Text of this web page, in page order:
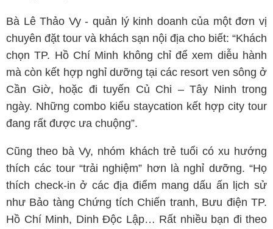
Bà Lê Thảo Vy - quản lý kinh doanh của một đơn vị
chuyên đặt tour và khách sạn nội địa cho biết: “Khách
chọn TP. Hồ Chí Minh không chỉ để xem diễu hành
mà còn kết hợp nghỉ dưỡng tại các resort ven sông ở
Cần Giờ, hoặc đi tuyến Củ Chi – Tây Ninh trong
ngày. Những combo kiểu staycation kết hợp city tour
đang rất được ưa chuộng”.
Cũng theo bà Vy, nhóm khách trẻ tuổi có xu hướng
thích các tour “trải nghiệm” hơn là nghỉ dưỡng. “Họ
thích check-in ở các địa điểm mang dấu ấn lịch sử
như Bảo tàng Chứng tích Chiến tranh, Bưu điện TP.
Hồ Chí Minh, Dinh Độc Lập… Rất nhiều bạn đi theo